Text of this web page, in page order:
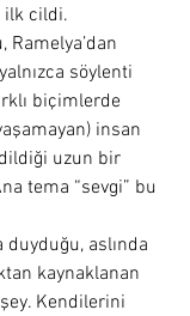
ilk cildi.
söylenti
biçimlerde
insan
uzun bir
tema “sevgi” bu
aslında
kaynaklanan
Kendilerini